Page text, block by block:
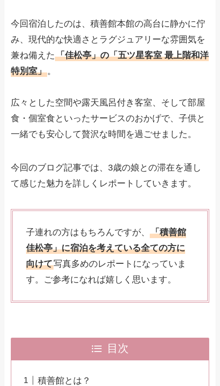
今回宿泊したのは、積善館本館の高台に静かに佇
み、現代的な快適さとラグジュアリーな雰囲気を
兼ね備えた「佳松亭」の「五ツ星客室 最上階和洋
特別室」。
広々とした空間や露天風呂付き客室、そして部屋
食・個室食といったサービスのおかげで、子供と
一緒でも安心して贅沢な時間を過ごせました。
今回のブログ記事では、3歳の娘との滞在を通し
て感じた魅力を詳しくレポートしていきます。
子連れの方はもちろんですが、「積善館
佳松亭」に宿泊を考えている全ての方に
向けて写真多めのレポートになっていま
す。ご参考になれば嬉しく思います。
目次
積善館とは？